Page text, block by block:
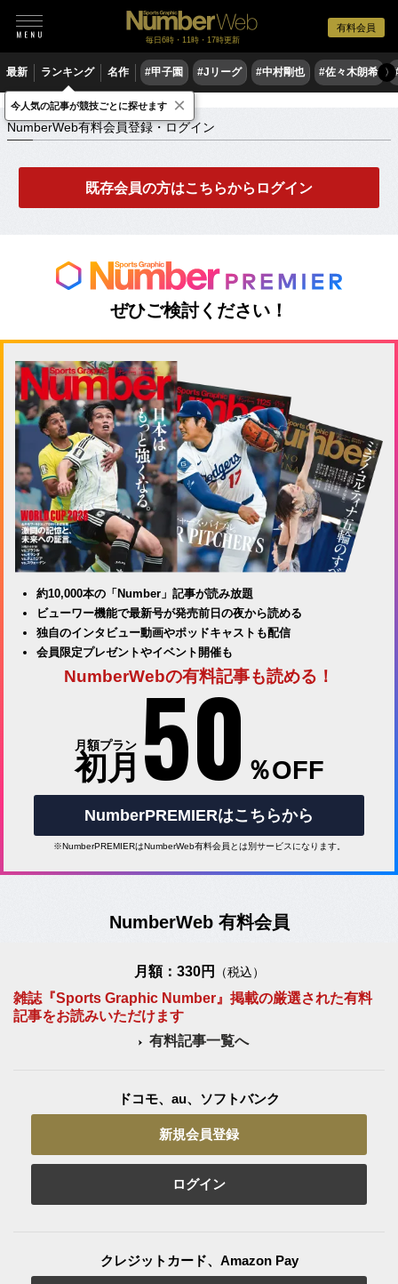
有料会員
毎日6時・11時・17時更新
最新 ランキング 名作 #甲子園 #Jリーグ #中村剛也 #佐々木朗希 〉
NumberWeb有料会員登録・ログイン
NumberWeb有料会員登録・ログイン
既存会員の方はこちらからログイン
ぜひご検討ください！
約10,000本の「Number」記事が読み放題
ビューワー機能で最新号が発売前日の夜から読める
独自のインタビュー動画やポッドキャストも配信
会員限定プレゼントやイベント開催も
NumberWebの有料記事も読める！
月額プラン
初月 50 ％OFF
NumberPREMIERはこちらから
※NumberPREMIERはNumberWeb有料会員とは別サービスになります。
NumberWeb 有料会員
月額：330円 （税込）
雑誌『Sports Graphic Number』掲載の厳選された有料
記事をお読みいただけます
有料記事一覧へ
ドコモ、au、ソフトバンク
新規会員登録
ログイン
クレジットカード、Amazon Pay
今人気の記事が競技ごとに探せます ×